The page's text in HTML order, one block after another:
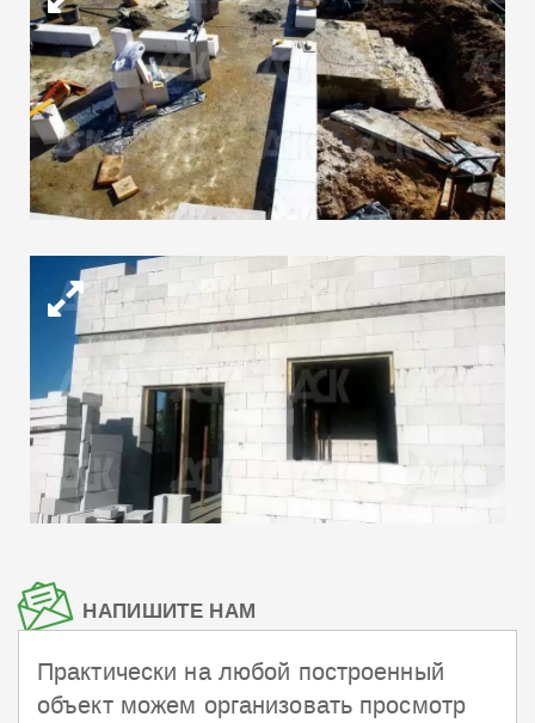
НАПИШИТЕ НАМ
Практически на любой построенный
объект можем организовать просмотр